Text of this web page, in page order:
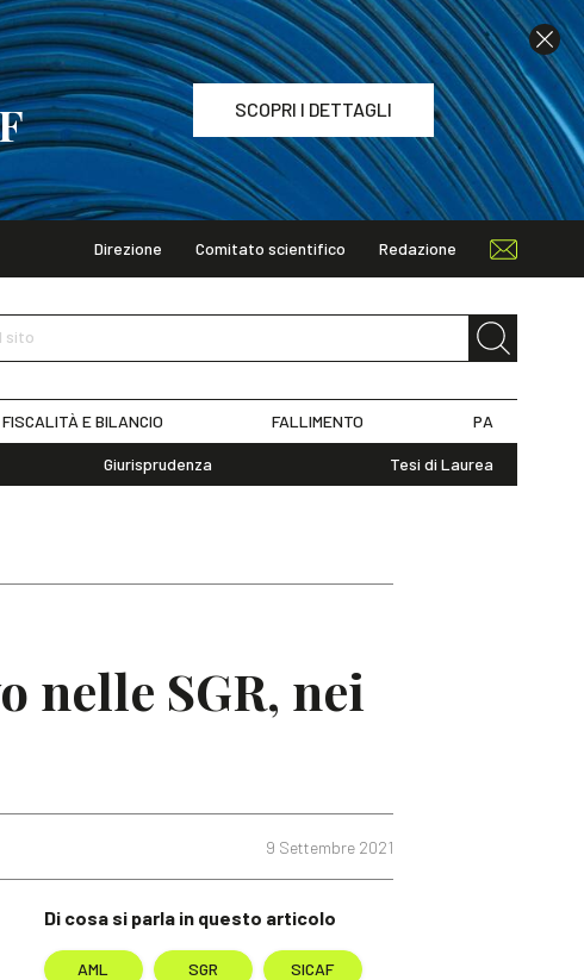
SCOPRI I DETTAGLI
Direzione Comitato scientifico Redazione
sito
FISCALITÀ E BILANCIO FALLIMENTO PA
Giurisprudenza Tesi di Laurea
nelle SGR, nei
9 Settembre 2021
Di cosa si parla in questo articolo
AML SGR SICAF